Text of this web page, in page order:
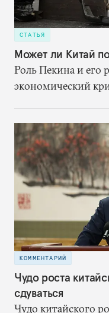
СТАТЬЯ
Может ли Китай
Роль Пекина и
экономический
развивающейся
нефть».
КОММЕНТАРИЙ
Чудо роста
сдуваться
Чудо китайского